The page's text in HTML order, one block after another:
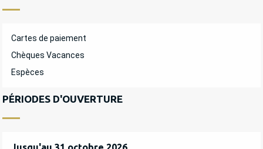
Cartes de paiement
Chèques Vacances
Espèces
PÉRIODES D'OUVERTURE